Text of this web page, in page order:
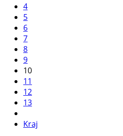
4
5
6
7
8
9
10
11
12
13
Kraj